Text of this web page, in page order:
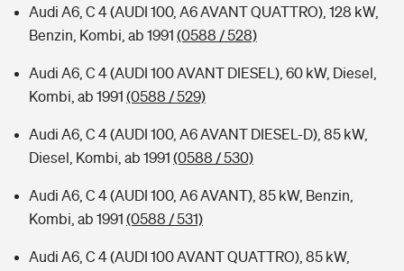
Audi A6, C 4 (AUDI 100, A6 AVANT QUATTRO), 128 kW,
Benzin, Kombi, ab 1991 (0588 / 528)
Audi A6, C 4 (AUDI 100 AVANT DIESEL), 60 kW, Diesel,
Kombi, ab 1991 (0588 / 529)
Audi A6, C 4 (AUDI 100, A6 AVANT DIESEL-D), 85 kW,
Diesel, Kombi, ab 1991 (0588 / 530)
Audi A6, C 4 (AUDI 100, A6 AVANT), 85 kW, Benzin,
Kombi, ab 1991 (0588 / 531)
Audi A6, C 4 (AUDI 100 AVANT QUATTRO), 85 kW,